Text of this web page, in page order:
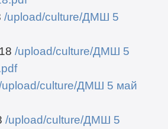
/upload/culture/ДМШ 5
/upload/culture/ДМШ 5
upload/culture/ДМШ 5 май
/upload/culture/ДМШ 5